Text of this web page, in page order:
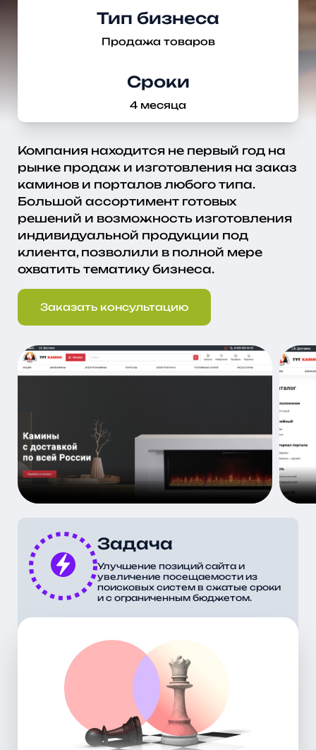
Тип бизнеса
Продажа товаров
Сроки
4 месяца
Компания находится не первый год на
рынке продаж и изготовления на заказ
каминов и порталов любого типа.
Большой ассортимент готовых
решений и возможность изготовления
индивидуальной продукции под
клиента, позволили в полной мере
охватить тематику бизнеса.
Заказать консультацию
Задача
Улучшение позиций сайта и
увеличение посещаемости из
поисковых систем в сжатые сроки
и с ограниченным бюджетом.